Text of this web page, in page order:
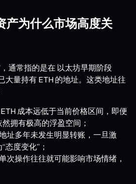
产为什么市场高度关
通常指的是在 以太坊早期阶段
大量持有 ETH 的地址。这类地址往
成本远低于当前价格区间，即便
拥有极高的浮盈空间；
址多年未发生明显转账，一旦激
态度变化”；
次操作往往就可能影响市场情绪，